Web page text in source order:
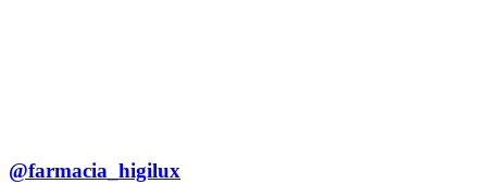
@farmacia_higilux